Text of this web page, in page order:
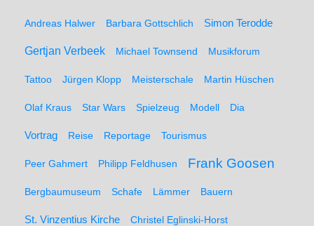
Andreas Halwer Barbara Gottschlich Simon Terodde
Gertjan Verbeek Michael Townsend Musikforum
Tattoo Jürgen Klopp Meisterschale Martin Hüschen
Olaf Kraus Star Wars Spielzeug Modell Dia
Vortrag Reise Reportage Tourismus
Peer Gahmert Philipp Feldhusen Frank Goosen
Bergbaumuseum Schafe Lämmer Bauern
St. Vinzentius Kirche Christel Eglinski-Horst